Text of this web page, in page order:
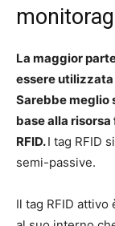
La maggior
essere
Sarebbe meglio
base alla
RFID.I tag RFID
semi-passive.
Il tag RFID